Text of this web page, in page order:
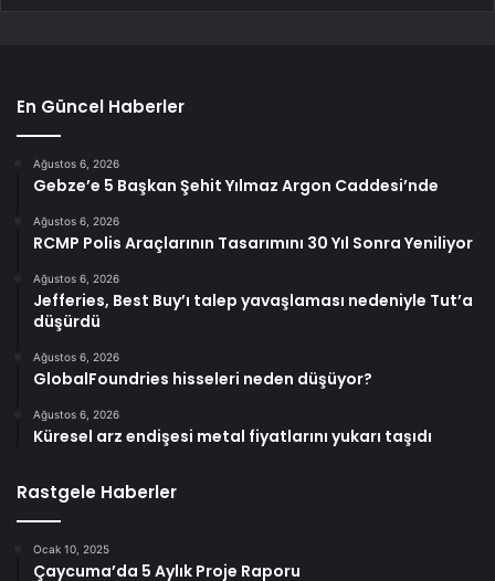
En Güncel Haberler
Ağustos 6, 2026
Gebze’e 5 Başkan Şehit Yılmaz Argon Caddesi’nde
Ağustos 6, 2026
RCMP Polis Araçlarının Tasarımını 30 Yıl Sonra Yeniliyor
Ağustos 6, 2026
Jefferies, Best Buy’ı talep yavaşlaması nedeniyle Tut’a
düşürdü
Ağustos 6, 2026
GlobalFoundries hisseleri neden düşüyor?
Ağustos 6, 2026
Küresel arz endişesi metal fiyatlarını yukarı taşıdı
Rastgele Haberler
Ocak 10, 2025
Çaycuma’da 5 Aylık Proje Raporu